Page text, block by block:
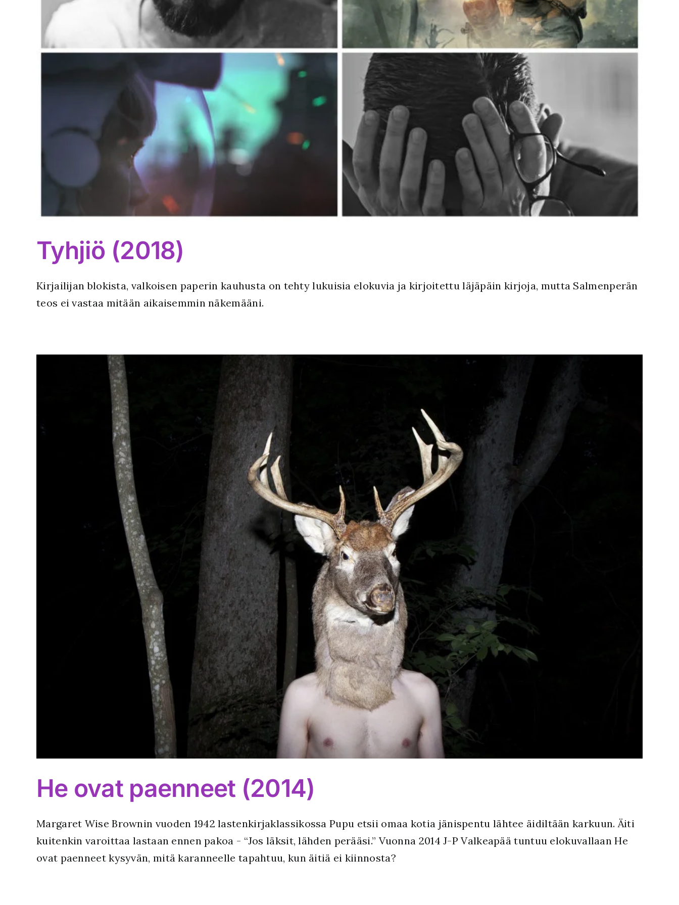
Tyhjiö (2018)
Kirjailijan blokista, valkoisen paperin kauhusta on tehty lukuisia elokuvia ja kirjoitettu läjäpäin kirjoja, mutta Salmenperän
teos ei vastaa mitään aikaisemmin näkemääni.
He ovat paenneet (2014)
Margaret Wise Brownin vuoden 1942 lastenkirjaklassikossa Pupu etsii omaa kotia jänispentu lähtee äidiltään karkuun. Äiti
kuitenkin varoittaa lastaan ennen pakoa - “Jos läksit, lähden perääsi.” Vuonna 2014 J-P Valkeapää tuntuu elokuvallaan He
ovat paenneet kysyvän, mitä karanneelle tapahtuu, kun äitiä ei kiinnosta?